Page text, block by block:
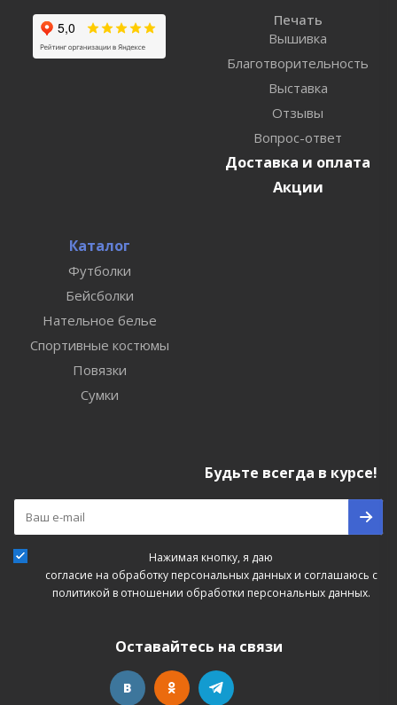
Печать
Вышивка
Благотворительность
Выставка
Отзывы
Вопрос-ответ
Доставка и оплата
Акции
Каталог
Футболки
Бейсболки
Нательное белье
Спортивные костюмы
Повязки
Сумки
Будьте всегда в курсе!
Нажимая кнопку, я даю
согласие на обработку персональных данныхи соглашаюсь с
политикой в отношении обработки персональных данных.
Оставайтесь на связи